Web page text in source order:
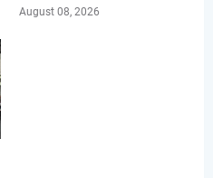
August 08, 2026